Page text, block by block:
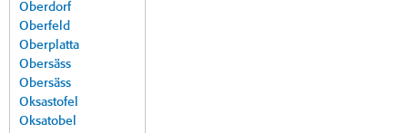
Oberdorf
Oberfeld
Oberplatta
Obersäss
Obersäss
Oksastofel
Oksatobel